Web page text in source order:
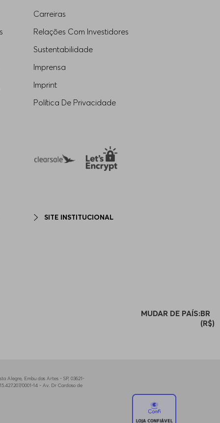
Carreiras
Relações Com Investidores
Sustentabilidade
Imprensa
Imprint
Política De Privacidade
SITE INSTITUCIONAL
MUDAR DE PAÍS:BR
(R$)
Alegre, Embu das Artes - SP, 03621-
0001-14 - Av. Dr Cardoso de